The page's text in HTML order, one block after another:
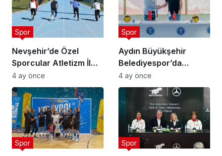
Nevşehir’de Özel
Sporcular Atletizm İl
Şampiyonası
Düzenlendi
Spor
4 ay önce
Aydın Büyükşehir
Belediyespor’da
Ataman Güneyligil
Dönemi
Spor
4 ay önce
Spor Spor